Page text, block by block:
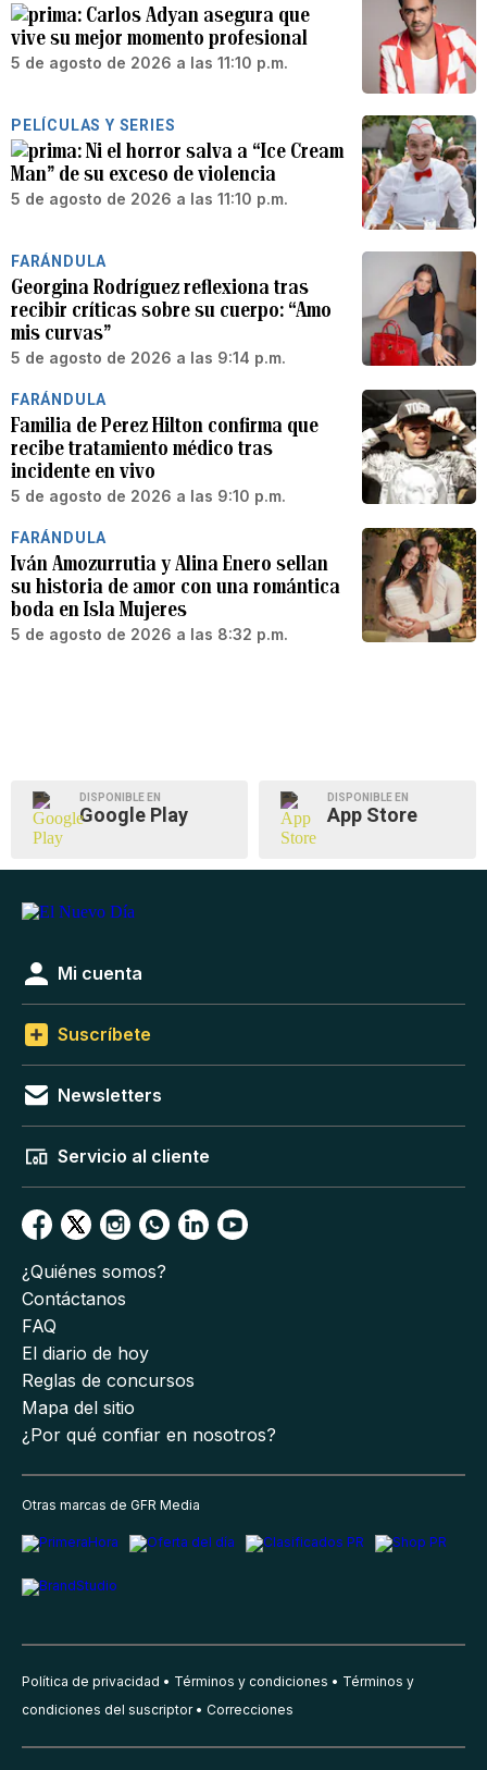
Carlos Adyan asegura que
vive su mejor momento profesional
5 de agosto de 2026 a las 11:10 p.m.
PELÍCULAS Y SERIES
Ni el horror salva a “Ice Cream
Man” de su exceso de violencia
5 de agosto de 2026 a las 11:10 p.m.
FARÁNDULA
Georgina Rodríguez reflexiona tras
recibir críticas sobre su cuerpo: “Amo
mis curvas”
5 de agosto de 2026 a las 9:14 p.m.
FARÁNDULA
Familia de Perez Hilton confirma que
recibe tratamiento médico tras
incidente en vivo
5 de agosto de 2026 a las 9:10 p.m.
FARÁNDULA
Iván Amozurrutia y Alina Enero sellan
su historia de amor con una romántica
boda en Isla Mujeres
5 de agosto de 2026 a las 8:32 p.m.
DISPONIBLE EN
Google Play
DISPONIBLE EN
App Store
Mi cuenta
Suscríbete
Newsletters
Servicio al cliente
¿Quiénes somos?
Contáctanos
FAQ
El diario de hoy
Reglas de concursos
Mapa del sitio
¿Por qué confiar en nosotros?
Otras marcas de GFR Media
Política de privacidad Términos y condiciones
Términos y
condiciones del suscriptor
Correcciones